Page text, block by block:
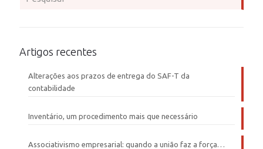
Artigos recentes
Alterações aos prazos de entrega do SAF-T da
contabilidade
Inventário, um procedimento mais que necessário
Associativismo empresarial: quando a união faz a força…